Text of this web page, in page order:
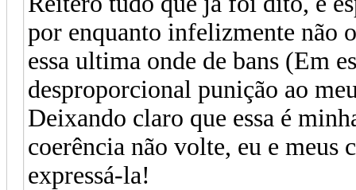
por enquanto infelizmente não
essa ultima onde de bans (Em
desproporcional punição ao
Deixando claro que essa é
coerência não volte, eu e meus
expressá-la!